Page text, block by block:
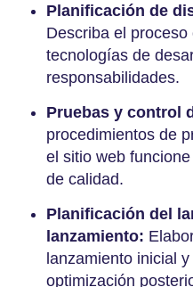
Planificación de
Describa el
tecnologías de
responsabilidades.
Pruebas y control
procedimientos de
el sitio web
de calidad.
Planificación del
lanzamiento:
lanzamiento inicial
optimización